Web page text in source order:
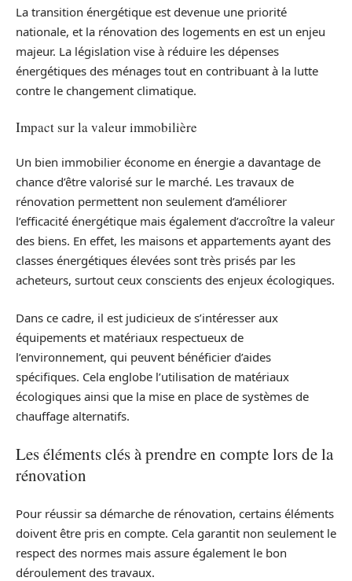
La transition énergétique est devenue une priorité
nationale, et la rénovation des logements en est un enjeu
majeur. La législation vise à réduire les dépenses
énergétiques des ménages tout en contribuant à la lutte
contre le changement climatique.
Impact sur la valeur immobilière
Un bien immobilier économe en énergie a davantage de
chance d’être valorisé sur le marché. Les travaux de
rénovation permettent non seulement d’améliorer
l’efficacité énergétique mais également d’accroître la valeur
des biens. En effet, les maisons et appartements ayant des
classes énergétiques élevées sont très prisés par les
acheteurs, surtout ceux conscients des enjeux écologiques.
Dans ce cadre, il est judicieux de s’intéresser aux
équipements et matériaux respectueux de
l’environnement, qui peuvent bénéficier d’aides
spécifiques. Cela englobe l’utilisation de matériaux
écologiques ainsi que la mise en place de systèmes de
chauffage alternatifs.
Les éléments clés à prendre en compte lors de la
rénovation
Pour réussir sa démarche de rénovation, certains éléments
doivent être pris en compte. Cela garantit non seulement le
respect des normes mais assure également le bon
déroulement des travaux.